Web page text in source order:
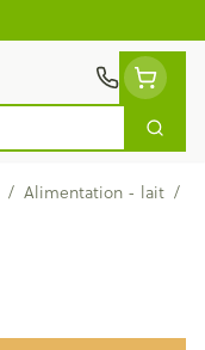
/ Alimentation - lait /